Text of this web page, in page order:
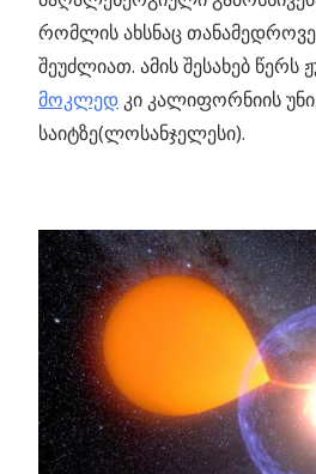
რომლის ახსნაც
შეუძლიათ. ამის შესახებ წერს
მოკლედ კი კალიფორნიის
საიტზე(ლოსანჯელესი).